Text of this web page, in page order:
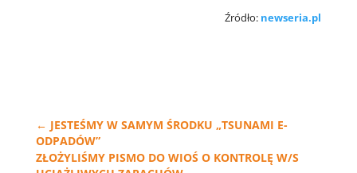
Źródło: newseria.pl
← JESTEŚMY W SAMYM ŚRODKU „TSUNAMI E-
ODPADÓW”
ZŁOŻYLIŚMY PISMO DO WIOŚ O KONTROLĘ W/S